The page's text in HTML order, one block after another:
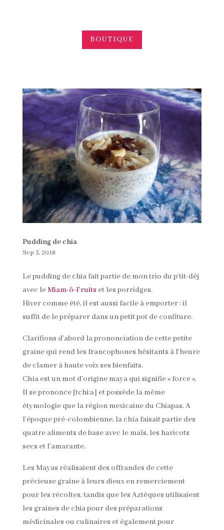
BOUTIQUE
Pudding de chia
Sep 3, 2018
Le pudding de chia fait partie de mon trio du p’tit-déj
avec le Miam-ô-Fruits et les porridges.
Hiver comme été, il est aussi facile à emporter : il
suffit de le préparer dans un petit pot de confiture.
Clarifions d’abord la prononciation de cette petite
graine qui rend les francophones hésitants à l’heure
de clamer à haute voix ses bienfaits.
Chía est un mot d’origine maya qui signifie « force ».
Il se prononce [tchi:a] et possède la même
étymologie que la région mexicaine du Chiapas. A
l’époque pré-colombienne, la chía faisait partie des
quatre aliments de base avec le maïs, les haricots
secs et l’amarante.
Les Mayas réalisaient des offrandes de cette
précieuse graine à leurs dieux en remerciement
pour les récoltes, tandis que les Aztèques utilisaient
les graines de chia pour des préparations
médicinales ou culinaires et également pour